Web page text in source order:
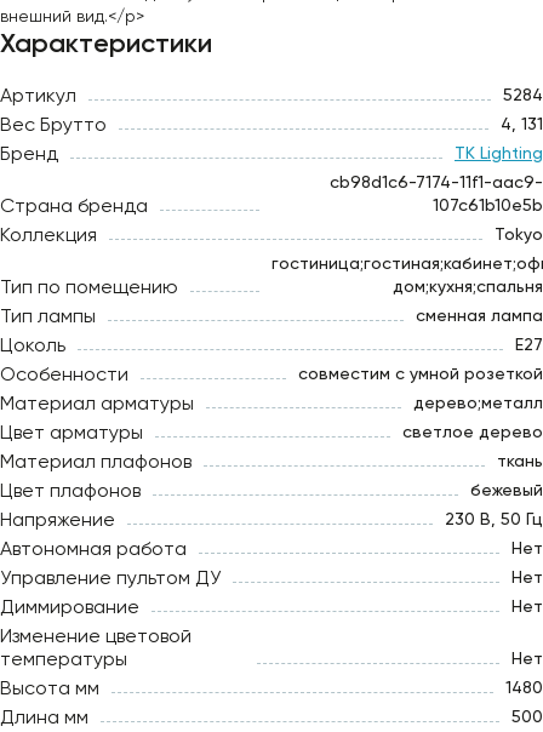
внешний вид.</p>
Характеристики
Артикул 5284
Вес Брутто 4, 131
Бренд TK Lighting
Страна бренда
cb98d1c6-7174-11f1-aac9-
107c61b10e5b
Коллекция Tokyo
Тип по помещению
дом;кухня;спальня
Тип лампы сменная лампа
Цоколь E27
Особенности совместим с умной розеткой
Материал арматуры дерево;металл
Цвет арматуры светлое дерево
Материал плафонов ткань
Цвет плафонов бежевый
Напряжение 230 В, 50 Гц
Автономная работа Нет
Управление пультом ДУ Нет
Диммирование Нет
Изменение цветовой
температуры
Нет
Высота мм 1480
Длина мм 500